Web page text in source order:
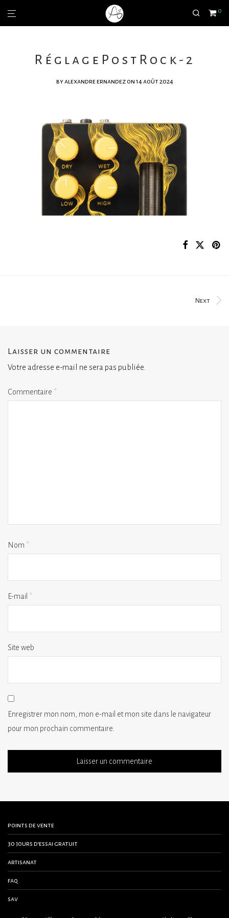
0
RéglagePostRock-2
byalexandre ernandez on 14 août 2024
Next
Laisser un commentaire
Votre adresse e-mail ne sera pas publiée.
Commentaire *
Nom *
E-mail *
Site web
Enregistrer mon nom, mon e-mail et mon site dans le navigateur
pour mon prochain commentaire.
points de vente
30 jours d’essai gratuit
artisanat
faq
sav